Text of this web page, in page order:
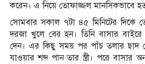
করেন। এ নিয়ে তোফাজ্জল মানসিকভাবে
সোমবার সকাল ৭টা ৪৫ মিনিটের দিকে
দরজা খুলে বের হন। তিনি বাসার
দেন। এর কিছু সময় পর পাঁচ তলার ছাদ
যাওয়ার শব্দ পান তার স্ত্রী। পরে বাসার